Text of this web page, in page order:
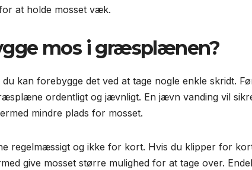
at holde mosset væk.
mos i græsplænen?
kan forebygge det ved at tage nogle enkle skridt.
ordentligt og jævnligt. En jævn vanding vil
mindre plads for mosset.
regelmæssigt og ikke for kort. Hvis du klipper for
give mosset større mulighed for at tage over.